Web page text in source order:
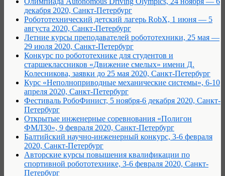
декабря 2020, Санкт-Петербург
Робототехнический детский лагерь RobX, 1 июня — 5
августа 2020, Санкт-Петербург
Летние курсы преподавателей робототехники, 25 мая —
29 июля 2020, Санкт-Петербург
Конкурс по робототехнике для студентов и
старшеклассников «Движение смелых» имени Д.
Колесникова, заявки до 25 мая 2020, Санкт-Петербург
Курс «Неполноприводные механические системы», 6-10
апреля 2020, Санкт-Петербург
Фестиваль РобоФинист, 5 ноября-6 декабря 2020, Санкт-
Петербург
Открытые инженерные соревнования «Полигон
ФМЛ30», 9 февраля 2020, Санкт-Петербург
Балтийский научно-инженерный конкурс, 3-6 февраля
2020, Санкт-Петербург
Авторские курсы повышения квалификации по
спортивной робототехнике, 3-6 февраля 2020, Санкт-
Петербург